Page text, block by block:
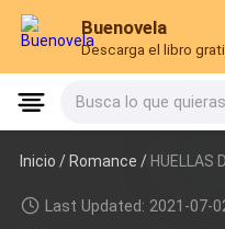
Buenovela
Descarga el libro
Busca lo que quieras
Inicio /Romance / HUELLAS
Last Updated: 2021-07-